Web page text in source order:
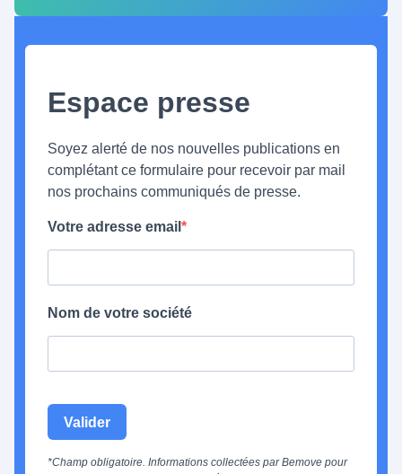
Espace presse
Soyez alerté de nos nouvelles publications en
complétant ce formulaire pour recevoir par mail
nos prochains communiqués de presse.
Votre adresse email
Nom de votre société
Valider
*Champ obligatoire. Informations collectées par Bemove pour